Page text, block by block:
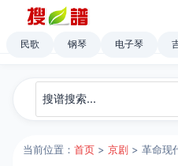
民歌 钢琴 电子琴
当前位置：首页 >京剧 > 革命现